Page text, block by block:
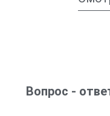
Вопрос -